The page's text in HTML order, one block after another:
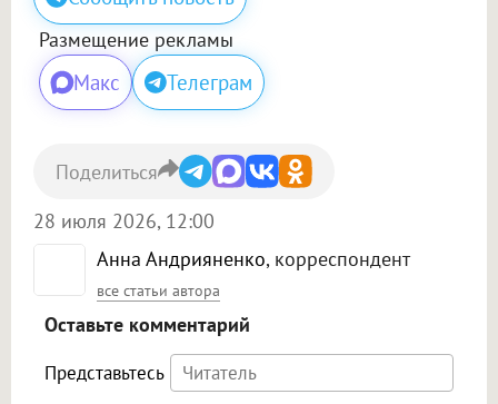
Размещение рекламы
Макс Телеграм
Анна Андрияненко, корреспондент
все статьи автора
28 июля 2026, 12:00
Поделиться
Оставьте комментарий
Представьтесь